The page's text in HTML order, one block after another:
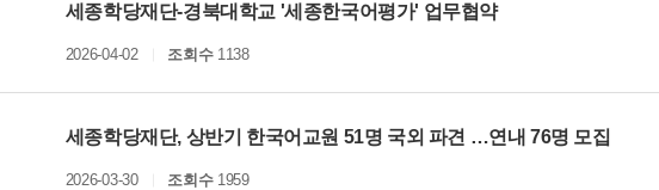
세종학당재단-경북대학교 '세종한국어평가' 업무협약
2026-04-02 조회수1138
세종학당재단, 상반기 한국어교원 51명 국외 파견 …연내 76명 모집
2026-03-30 조회수1959